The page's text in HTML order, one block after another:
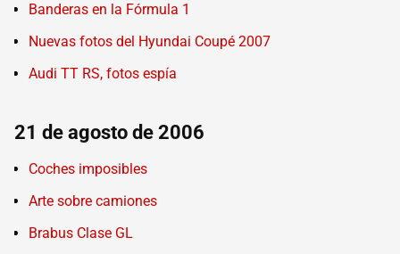
Banderas en la Fórmula 1
Nuevas fotos del Hyundai Coupé 2007
Audi TT RS, fotos espía
21 de agosto de 2006
Coches imposibles
Arte sobre camiones
Brabus Clase GL